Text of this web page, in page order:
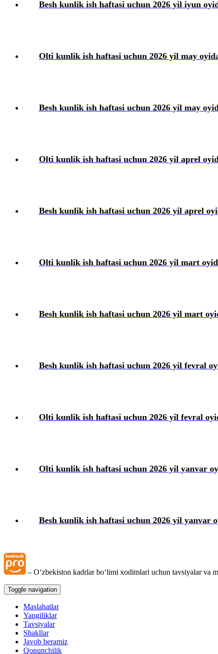
Besh kunlik ish haftasi uchun 2026 yil iyun
Olti kunlik ish haftasi uchun 2026 yil may
Besh kunlik ish haftasi uchun 2026 yil may
Olti kunlik ish haftasi uchun 2026 yil aprel
Besh kunlik ish haftasi uchun 2026 yil aprel
Olti kunlik ish haftasi uchun 2026 yil mart
Besh kunlik ish haftasi uchun 2026 yil mart
Besh kunlik ish haftasi uchun 2026 yil fevral
Olti kunlik ish haftasi uchun 2026 yil fevral
Olti kunlik ish haftasi uchun 2026 yil yanvar
Besh kunlik ish haftasi uchun 2026 yil yanvar
– Oʻzbekiston kadrlar boʻlimi хodimlari uchun tavsiyalar va
Toggle navigation
Maslahatlar
Yangiliklar
Tavsiyalar
Shakllar
Javob beramiz
Qonunchilik